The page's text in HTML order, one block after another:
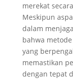
merekat
Meskipun
dalam
bahwa
yang
memastikan
dengan tepat